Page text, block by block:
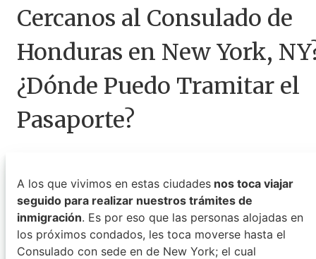
Cercanos al Consulado de
Honduras en New York,
¿Dónde Puedo Tramitar el
Pasaporte?
A los que vivimos en estas ciudades nos toca viajar
seguido para realizar nuestros trámites de
inmigración. Es por eso que las personas alojadas en
los próximos condados, les toca moverse hasta el
Consulado con sede en de New York; el cual